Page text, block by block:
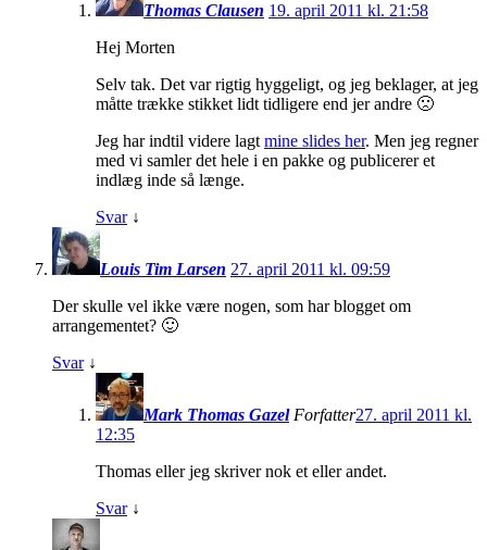
Thomas Clausen 19. april 2011 kl. 21:58
Hej Morten
Selv tak. Det var rigtig hyggeligt, og jeg beklager, at jeg
måtte trække stikket lidt tidligere end jer andre 🙁
Jeg har indtil videre lagt mine slides her. Men jeg regner
med vi samler det hele i en pakke og publicerer et
indlæg inde så længe.
Svar ↓
Louis Tim Larsen 27. april 2011 kl. 09:59
Der skulle vel ikke være nogen, som har blogget om
arrangementet? 🙂
Svar ↓
Mark Thomas Gazel Forfatter27. april 2011 kl.
12:35
Thomas eller jeg skriver nok et eller andet.
Svar ↓